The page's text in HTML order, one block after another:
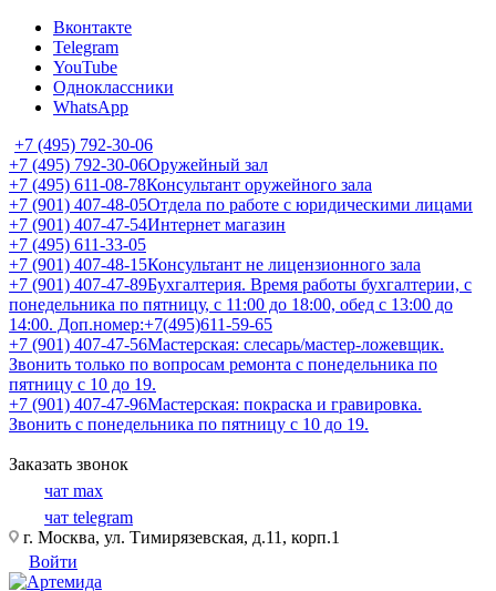
Вконтакте
Telegram
YouTube
Одноклассники
WhatsApp
+7 (495) 792-30-06
+7 (495) 792-30-06Оружейный зал
+7 (495) 611-08-78Консультант оружейного зала
+7 (901) 407-48-05Отдела по работе с юридическими лицами
+7 (901) 407-47-54Интернет магазин
+7 (495) 611-33-05
+7 (901) 407-48-15Консультант не лицензионного зала
+7 (901) 407-47-89Бухгалтерия. Время работы бухгалтерии, с
понедельника по пятницу, с 11:00 до 18:00, обед с 13:00 до
14:00. Доп.номер:+7(495)611-59-65
+7 (901) 407-47-56Мастерская: слесарь/мастер-ложевщик.
Звонить только по вопросам ремонта с понедельника по
пятницу с 10 до 19.
+7 (901) 407-47-96Мастерская: покраска и гравировка.
Звонить с понедельника по пятницу с 10 до 19.
Заказать звонок
чат max
чат telegram
г. Москва, ул. Тимирязевская, д.11, корп.1
Войти